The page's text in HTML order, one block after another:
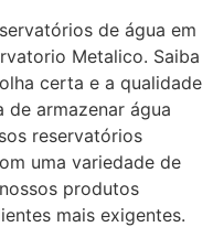
de água em
Metalico. Saiba
certa e a qualidade
de armazenar água
reservatórios
uma variedade de
produtos
mais exigentes.